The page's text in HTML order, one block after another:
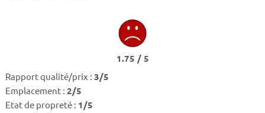
1.75 / 5
Rapport qualité/prix : 3/5
Emplacement : 2/5
Etat de propreté : 1/5